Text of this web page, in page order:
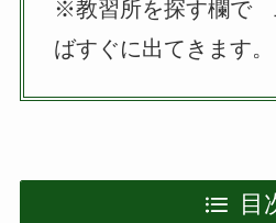
※教習所を探す欄で
ばすぐに出てきます。
目